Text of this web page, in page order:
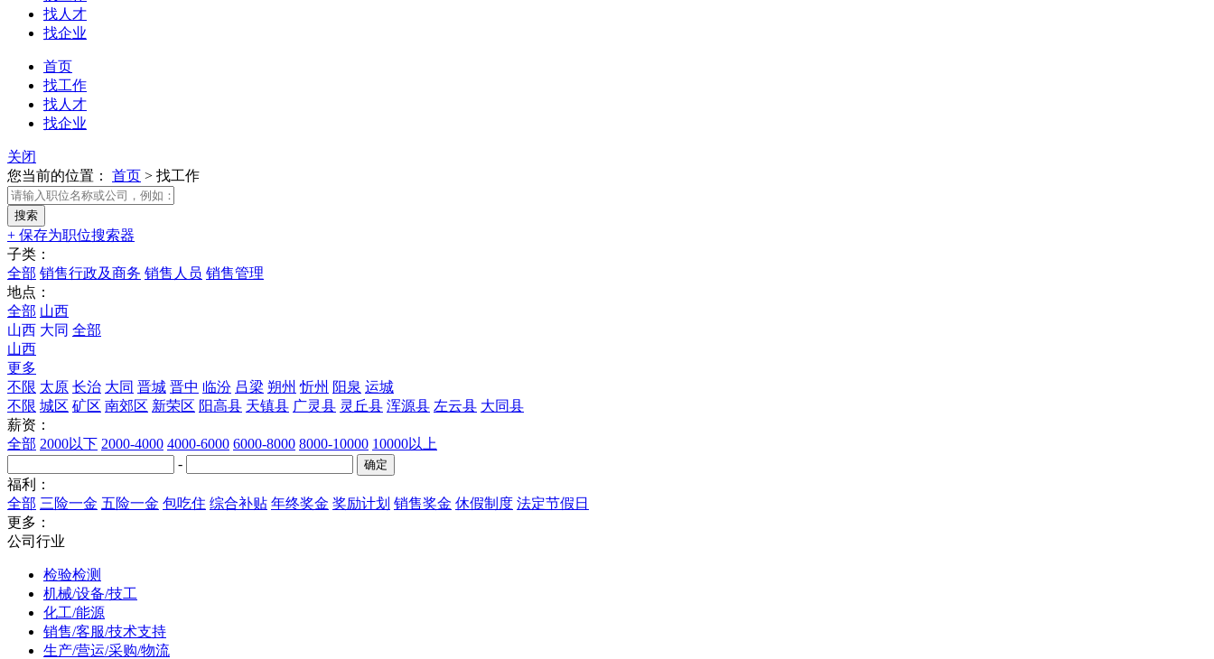
找人才
找企业
首页
找工作
找人才
找企业
关闭
您当前的位置： 首页 > 找工作
+ 保存为职位搜索器
子类：
全部 销售行政及商务 销售人员 销售管理
地点：
全部 山西
山西 大同 全部
山西
更多
不限 太原 长治 大同 晋城 晋中 临汾 吕梁 朔州 忻州 阳泉 运城
不限 城区 矿区 南郊区 新荣区 阳高县 天镇县 广灵县 灵丘县 浑源县 左云县 大同县
薪资：
全部 2000以下 2000-4000 4000-6000 6000-8000 8000-10000 10000以上
-
福利：
全部 三险一金 五险一金 包吃住 综合补贴 年终奖金 奖励计划 销售奖金 休假制度 法定节假日
更多：
公司行业
检验检测
机械/设备/技工
化工/能源
销售/客服/技术支持
生产/营运/采购/物流